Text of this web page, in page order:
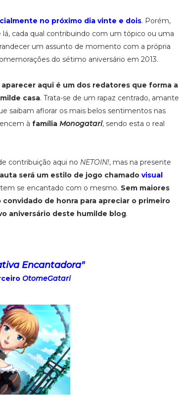
no próximo dia vinte e dois. Porém,
cada qual contribuindo com um tópico ou uma
um assunto de momento com a própria
do sétimo aniversário em 2013.
aqui é um dos redatores que forma a
casa. Trata-se de um rapaz centrado, amante
saibam aflorar os mais belos sentimentos nas
à família Monogatari, sendo esta o real
contribuição aqui no NETOIN!, mas na presente
será um estilo de jogo chamado visual
se encantado com o mesmo. Sem maiores
de honra para apreciar o primeiro
aniversário deste humilde blog.
Encantadora"
OtomeGatari